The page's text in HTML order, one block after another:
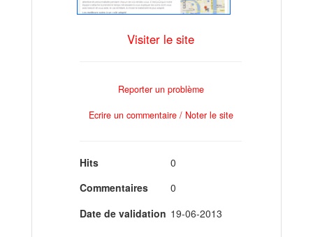
Visiter le site
Reporter un problème
Ecrire un commentaire / Noter le site
Hits
0
Commentaires
0
Date de validation 19-06-2013